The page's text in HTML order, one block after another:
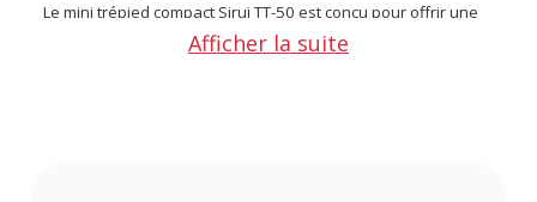
Le mini trépied compact Sirui TT-50 est conçu pour offrir une
stabilité et une polyvalence optimales pour vos appareils
photo compacts, smartphones et accessoires.
Afficher la suite